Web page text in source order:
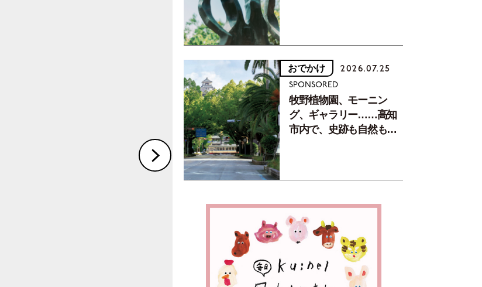
おでかけ 2026.07.25
SPONSORED
牧野植物園、モーニン
グ、ギャラリー……高知
市内で、史跡も自然もグ